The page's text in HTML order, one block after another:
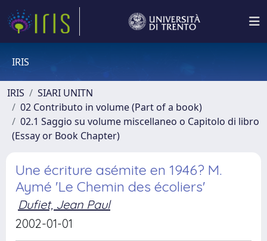
IRIS
IRIS
SIARI UNITN
02 Contributo in volume (Part of a book)
02.1 Saggio su volume miscellaneo o Capitolo di libro
(Essay or Book Chapter)
Une écriture asémite en 1946? M.
Aymé 'Le Chemin des écoliers'
Dufiet, Jean Paul
2002-01-01